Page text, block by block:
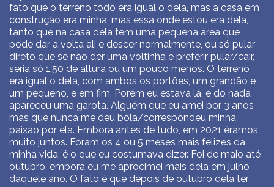
fato que o terreno todo era igual o dela, mas a casa em
construção era minha, mas essa onde estou era dela,
tanto que na casa dela tem uma pequena área que
pode dar a volta ali e descer normalmente, ou só pular
direto que se não der uma voltinha e preferir pular/cair,
seria só 1,50 de altura ou um pouco menos. O terreno
era igual o dela, com ambos os portões, um grandão e
um pequeno, e em fim. Porém eu estava lá, e do nada
apareceu uma garota. Alguém que eu amei por 3 anos
mas que nunca me deu bola/correspondeu minha
paixão por ela. Embora antes de tudo, em 2021 éramos
muito juntos. Foram os 4 ou 5 meses mais felizes da
minha vida, é o que eu costumava dizer. Foi de maio até
outubro, embora eu me aprocimei mais dela em julho
daquele ano. O fato é que depois de outubro dela ter